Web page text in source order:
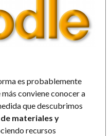
es probablemente
conviene conocer a
que descubrimos
materiales y
recursos